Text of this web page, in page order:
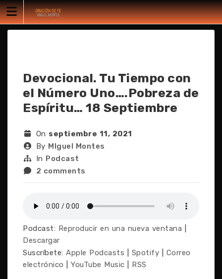
Skip
to
content
Devocional. Tu Tiempo con
el Número Uno….Pobreza de
Espíritu… 18 Septiembre
On septiembre 11, 2021
By MIguel Montes
In Podcast
2 comments
Podcast: Reproducir en una nueva ventana
Descargar
Suscríbete: Apple Podcasts Spotify
Correo
electrónico
YouTube Music RSS